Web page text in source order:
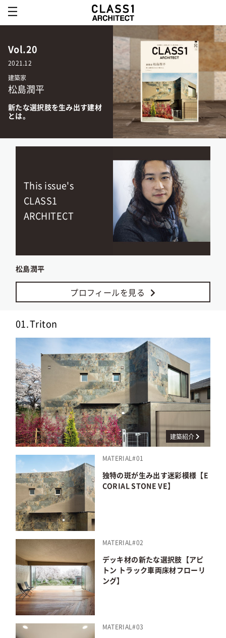
Vol.20
2021.12
建築家
松島潤平
新たな選択肢を生み出す建材
とは。
This issue's
CLASS1
ARCHITECT
松島潤平
プロフィールを見る
01.Triton
建築紹介
MATERIAL#01
独特の斑が生み出す迷彩模様【E
CORIAL STONE VE】
MATERIAL#02
デッキ材の新たな選択肢【アピ
トン トラック車両床材フローリ
ング】
MATERIAL#03